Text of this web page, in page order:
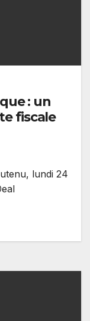
: un
fiscale
lundi 24